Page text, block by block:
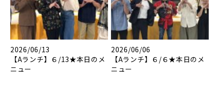
2026/06/13
【Aランチ】６/13★本日のメ
ニュー
2026/06/06
【Aランチ】６/６★本日のメ
ニュー